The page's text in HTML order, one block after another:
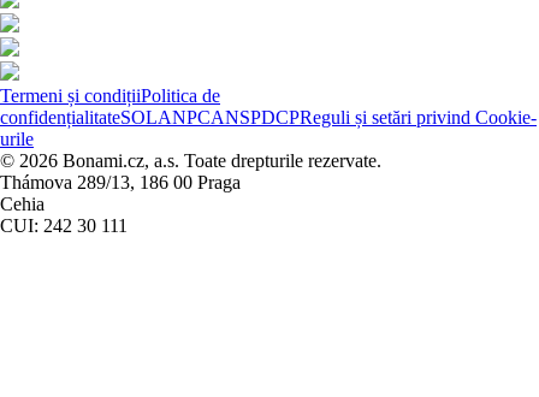
Termeni și condițiiPolitica de
confidențialitateSOLANPCANSPDCPReguli și setări privind Cookie-
urile
© 2026 Bonami.cz, a.s. Toate drepturile rezervate.
Thámova 289/13, 186 00 Praga
Cehia
CUI: 242 30 111